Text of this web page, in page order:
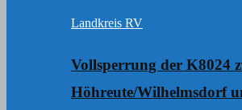
Landkreis RV
Vollsperrung der K8024
Höhreute/Wilhelmsdorf